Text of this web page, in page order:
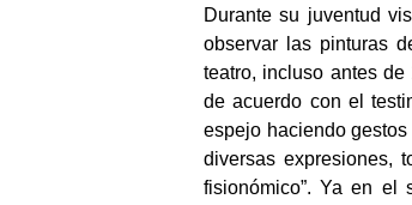
Durante su juventud
observar las pinturas
teatro, incluso antes
de acuerdo con el
espejo haciendo
diversas expresiones,
fisionómico”. Ya en el